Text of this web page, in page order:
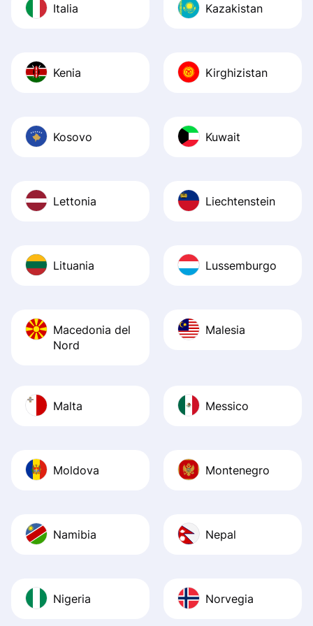
Italia Kazakistan
Kenia Kirghizistan
Kosovo Kuwait
Lettonia Liechtenstein
Lituania Lussemburgo
Macedonia del
Nord
Malesia
Malta Messico
Moldova Montenegro
Namibia Nepal
Nigeria Norvegia